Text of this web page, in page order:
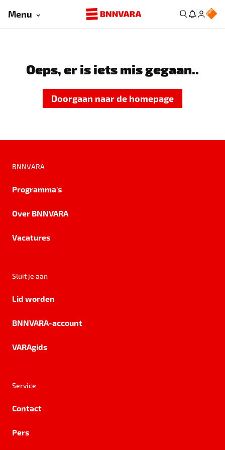
Menu
Oeps, er is iets mis gegaan..
Doorgaan naar de homepage
BNNVARA
Programma's
Over BNNVARA
Vacatures
Sluit je aan
Lid worden
BNNVARA-account
VARAgids
Service
Contact
Pers